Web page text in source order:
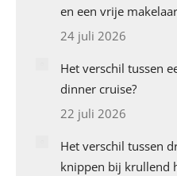
en een vrije makelaar
24 juli 2026
Het verschil tussen
dinner cruise?
22 juli 2026
Het verschil tussen
knippen bij krullend